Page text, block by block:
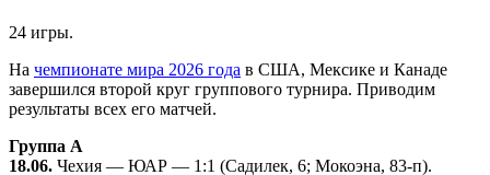
24 игры.
На чемпионате мира 2026 года в США, Мексике и Канаде
завершился второй круг группового турнира. Приводим
результаты всех его матчей.
Группа А
18.06. Чехия — ЮАР — 1:1 (Садилек, 6; Мокоэна, 83-п).